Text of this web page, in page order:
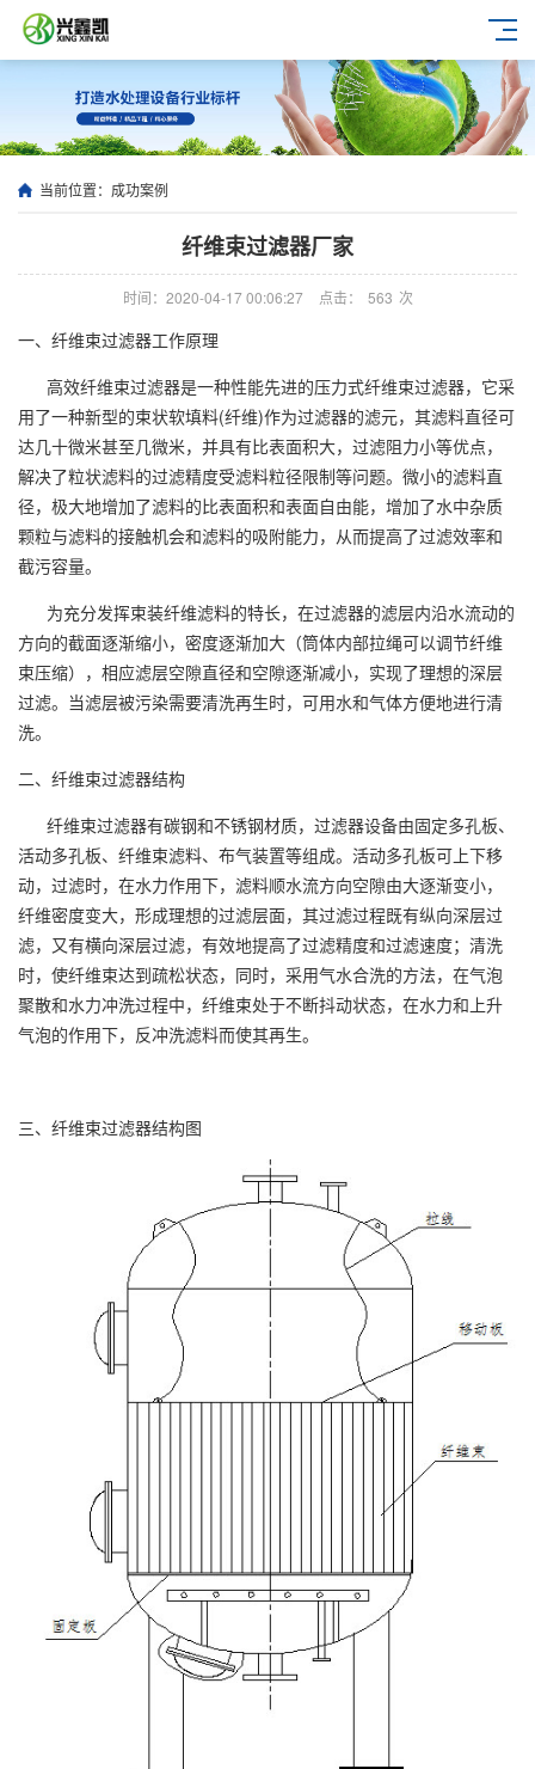
当前位置： 成功案例
纤维束过滤器厂家
时间：2020-04-17 00:06:27 点击： 563 次
一、纤维束过滤器工作原理
高效纤维束过滤器是一种性能先进的压力式纤维束过滤器，它采
用了一种新型的束状软填料(纤维)作为过滤器的滤元，其滤料直径可
达几十微米甚至几微米，并具有比表面积大，过滤阻力小等优点，
解决了粒状滤料的过滤精度受滤料粒径限制等问题。微小的滤料直
径，极大地增加了滤料的比表面积和表面自由能，增加了水中杂质
颗粒与滤料的接触机会和滤料的吸附能力，从而提高了过滤效率和
截污容量。
为充分发挥束装纤维滤料的特长，在过滤器的滤层内沿水流动的
方向的截面逐渐缩小，密度逐渐加大（筒体内部拉绳可以调节纤维
束压缩），相应滤层空隙直径和空隙逐渐减小，实现了理想的深层
过滤。当滤层被污染需要清洗再生时，可用水和气体方便地进行清
洗。
二、纤维束过滤器结构
纤维束过滤器有碳钢和不锈钢材质，过滤器设备由固定多孔板、
活动多孔板、纤维束滤料、布气装置等组成。活动多孔板可上下移
动，过滤时，在水力作用下，滤料顺水流方向空隙由大逐渐变小，
纤维密度变大，形成理想的过滤层面，其过滤过程既有纵向深层过
滤，又有横向深层过滤，有效地提高了过滤精度和过滤速度；清洗
时，使纤维束达到疏松状态，同时，采用气水合洗的方法，在气泡
聚散和水力冲洗过程中，纤维束处于不断抖动状态，在水力和上升
气泡的作用下，反冲洗滤料而使其再生。
三、纤维束过滤器结构图